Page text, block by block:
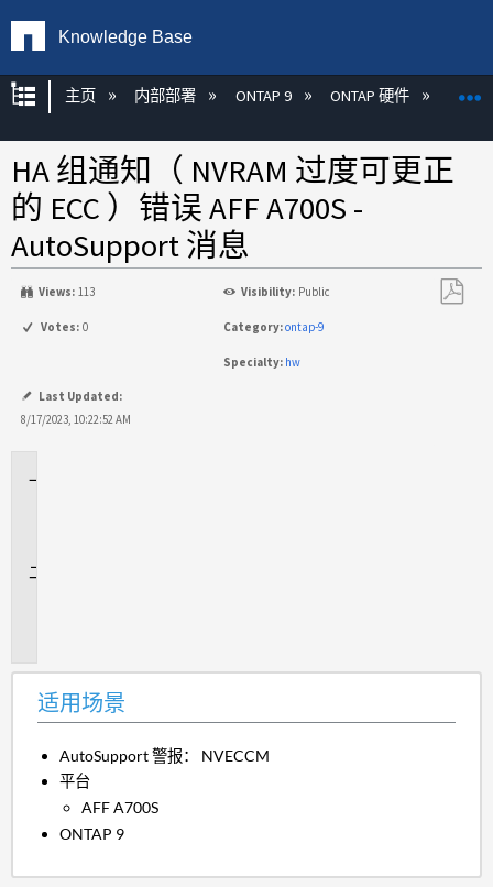
Knowledge Base
扩展/隐缩全局层次
主页 内部部署 ONTAP 9 ONTAP 硬件
HA 组通知（ NVRAM 过度可更正
的 ECC ）错误 AFF A700S -
AutoSupport 消息
Views: 113 Visibility: Public
Votes: 0 Category:ontap-9
Specialty: hw
Last Updated:
8/17/2023, 10:22:52 AM
适用场景
AutoSupport 警报： NVECCM
平台
AFF A700S
ONTAP 9